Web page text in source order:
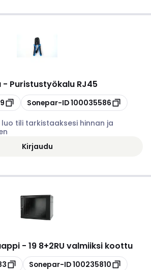
- Puristustyökalu RJ45
Kopioi
Sonepar-ID100035586
tili tarkistaaksesi hinnan ja
Kirjaudu
- 19 8+2RU valmiiksi koottu
Kopioi
Sonepar-ID100235810